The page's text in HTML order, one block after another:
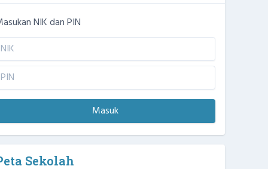
NIK dan PIN
Masuk
Sekolah